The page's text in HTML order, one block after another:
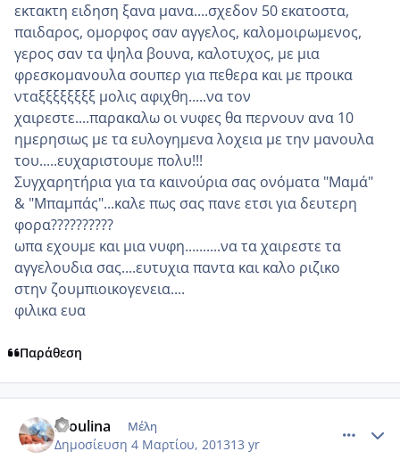
εκτακτη ειδηση ξανα μανα....σχεδον 50 εκατοστα,
παιδαρος, ομορφος σαν αγγελος, καλομοιρωμενος,
γερος σαν τα ψηλα βουνα, καλοτυχος, με μια
φρεσκομανουλα σουπερ για πεθερα και με προικα
νταξξξξξξξξ μολις αφιχθη.....να τον
χαιρεστε....παρακαλω οι νυφες θα περνουν ανα 10
ημερησιως με τα ευλογημενα λοχεια με την μανουλα
του.....ευχαριστουμε πολυ!!!
Συγχαρητήρια για τα καινούρια σας ονόματα "Μαμά"
& "Μπαμπάς"...καλε πως σας πανε ετσι για δευτερη
φορα??????????
ωπα εχουμε και μια νυφη..........να τα χαιρεστε τα
αγγελουδια σας....ευτυχια παντα και καλο ριζικο
στην ζουμπιοικογενεια....
φιλικα ευα
Παράθεση
fifoulina Μέλη
Δημοσίευση 4 Μαρτίου, 201313 yr